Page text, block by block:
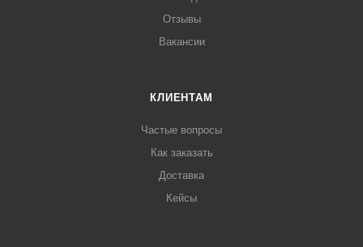
Отзывы
Вакансии
КЛИЕНТАМ
Частые вопросы
Как заказать
Доставка
Кейсы